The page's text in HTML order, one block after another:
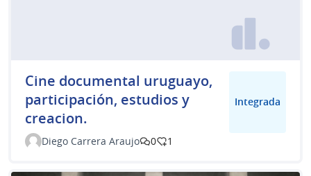
Cine documental uruguayo,
participación, estudios y
creacion.
Integrada
Diego Carrera Araujo 0 1